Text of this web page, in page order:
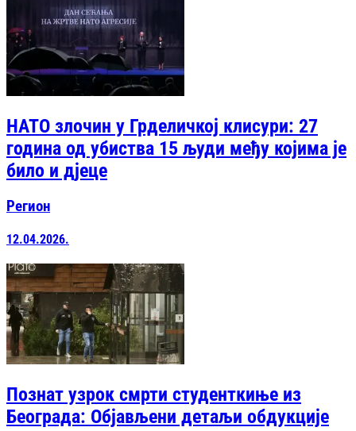
НАТО злочин у Грделичкој клисури: 27
година од убиства 15 људи међу којима је
било и дјеце
Регион
12.04.2026.
Познат узрок смрти студенткиње из
Београда: Објављени детаљи обдукције